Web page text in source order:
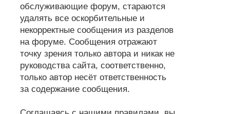
обслуживающие форум, стараются
удалять все оскорбительные и
некорректные сообщения из разделов
на форуме. Сообщения отражают
точку зрения только автора и никак не
руководства сайта, соответственно,
только автор несёт ответственность
за содержание сообщения.